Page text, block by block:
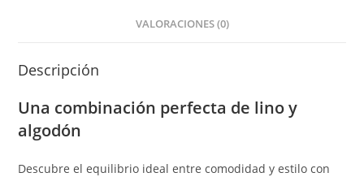
VALORACIONES (0)
Descripción
Una combinación perfecta de lino y
algodón
Descubre el equilibrio ideal entre comodidad y estilo con